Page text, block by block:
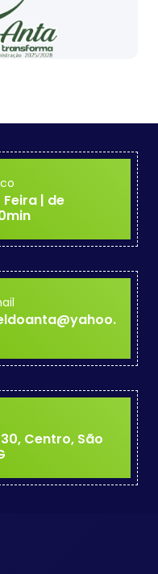
| de
Centro, São